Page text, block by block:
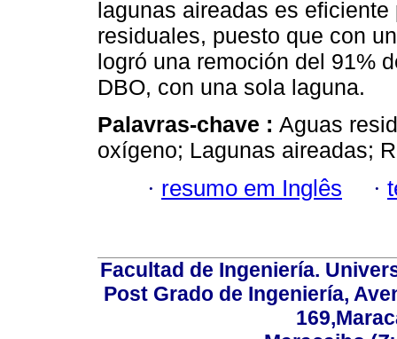
lagunas aireadas es
residuales, puesto que con
logró una remoción del 91%
DBO, con una sola laguna.
Palavras-chave : Aguas
oxígeno; Lagunas aireadas;
· resumo em Inglês ·
Facultad de Ingeniería.
Post Grado de Ingeniería,